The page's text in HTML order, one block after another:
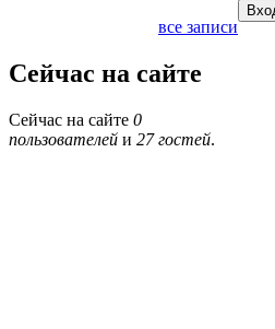
все записи
Сейчас на сайте
Сейчас на сайте 0
пользователей и 27 гостей.